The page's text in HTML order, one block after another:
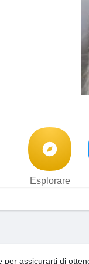
per assicurarti di
Esplorare
d'uso · Privacy